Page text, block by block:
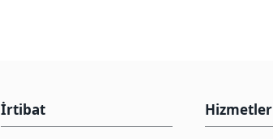
İrtibat Hizmetler